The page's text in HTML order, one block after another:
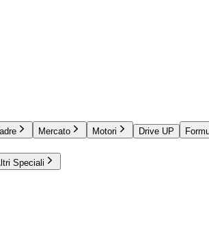
Mercato Motori Drive UP
Speciali